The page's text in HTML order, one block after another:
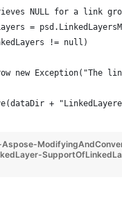
NULL for a link
=
!= null)
new Exception("The
+
Aspose-